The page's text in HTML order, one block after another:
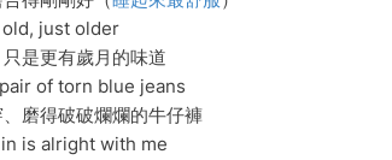
just older
是更有歲月的味道
of torn blue jeans
磨得破破爛爛的牛仔褲
is alright with me